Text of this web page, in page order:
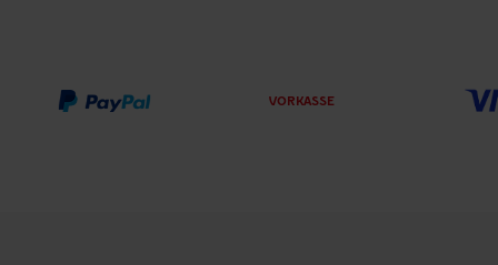
VORKASSE